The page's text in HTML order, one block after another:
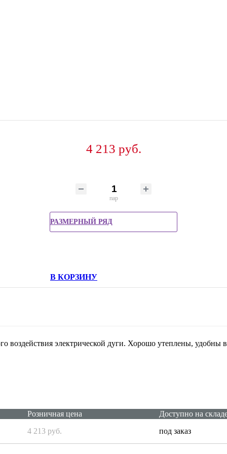
4 213 руб.
пар
РАЗМЕРНЫЙ РЯД
В КОРЗИНУ
воздействия электрической дуги. Хорошо утеплены, удобны
Розничная цена
Доступно на
4 213 руб.
под заказ